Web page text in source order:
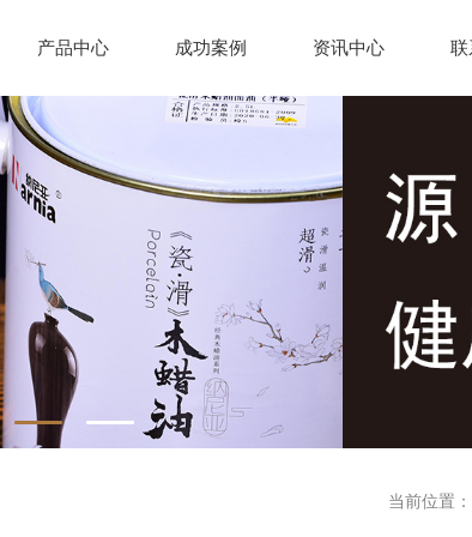
产品中心 成功案例 资讯中心 联
当前位置：